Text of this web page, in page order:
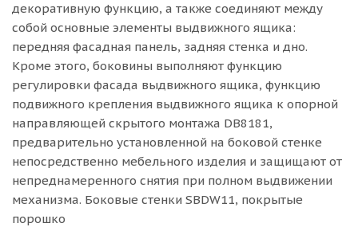
декоративную функцию, а также соединяют между
собой основные элементы выдвижного ящика:
передняя фасадная панель, задняя стенка и дно.
Кроме этого, боковины выполняют функцию
регулировки фасада выдвижного ящика, функцию
подвижного крепления выдвижного ящика к опорной
направляющей скрытого монтажа DB8181,
предварительно установленной на боковой стенке
непосредственно мебельного изделия и защищают от
непреднамеренного снятия при полном выдвижении
механизма. Боковые стенки SBDW11, покрытые
порошко